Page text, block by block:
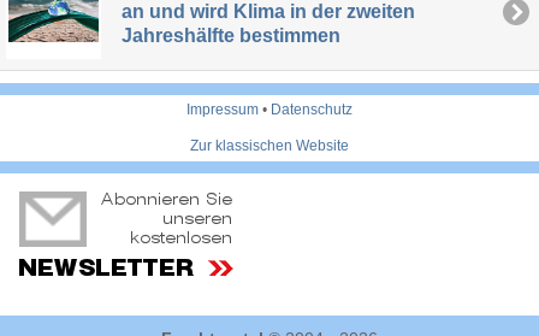
an und wird Klima in der zweiten
Jahreshälfte bestimmen
Impressum • Datenschutz
Zur klassischen Website